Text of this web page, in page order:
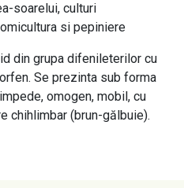
soarelui, culturi
si pepiniere
din grupa difenileterilor cu
Se prezinta sub forma
omogen, mobil, cu
chihlimbar (brun-gălbuie).